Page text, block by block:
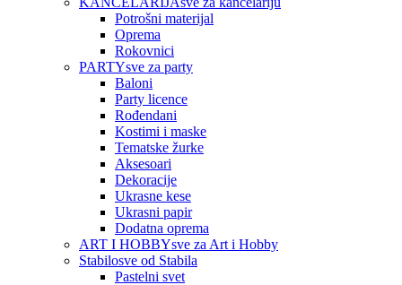
Potrošni materijal
Oprema
Rokovnici
PARTYsve za party
Baloni
Party licence
Rođendani
Kostimi i maske
Tematske žurke
Aksesoari
Dekoracije
Ukrasne kese
Ukrasni papir
Dodatna oprema
ART I HOBBYsve za Art i Hobby
Stabilosve od Stabila
Pastelni svet